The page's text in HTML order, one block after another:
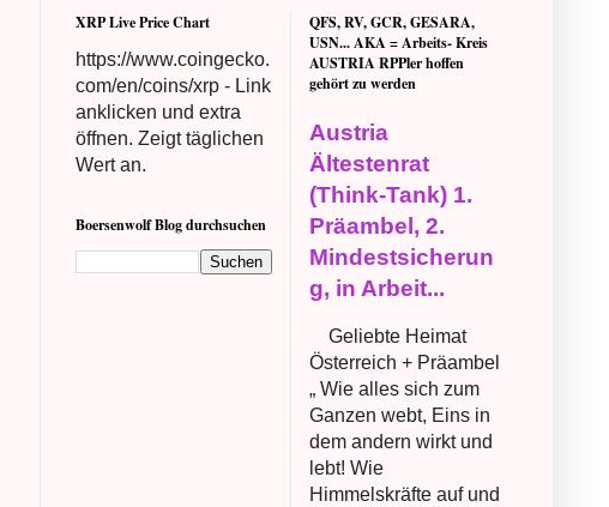
XRP Live Price Chart
https://www.coingecko.
com/en/coins/xrp - Link
anklicken und extra
öffnen. Zeigt täglichen
Wert an.
Boersenwolf Blog durchsuchen
QFS, RV, GCR, GESARA,
USN... AKA = Arbeits- Kreis
AUSTRIA RPPler hoffen
gehört zu werden
Austria
Ältestenrat
(Think-Tank) 1.
Präambel, 2.
Mindestsicherun
g, in Arbeit...
Geliebte Heimat
Österreich + Präambel
„ Wie alles sich zum
Ganzen webt, Eins in
dem andern wirkt und
lebt! Wie
Himmelskräfte auf und